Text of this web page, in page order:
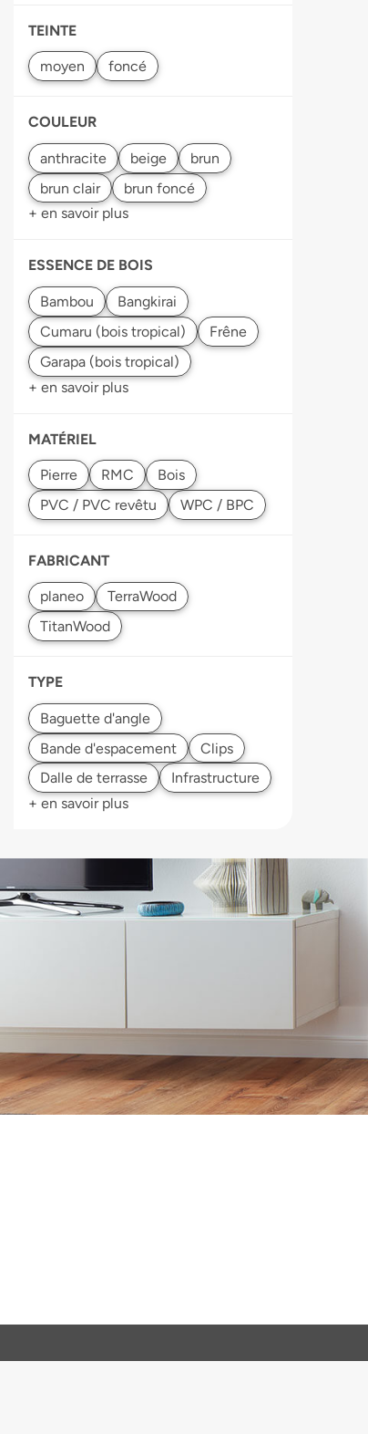
TEINTE
COULEUR
+ en savoir plus
ESSENCE DE BOIS
+ en savoir plus
MATÉRIEL
Bois
FABRICANT
TYPE
+ en savoir plus